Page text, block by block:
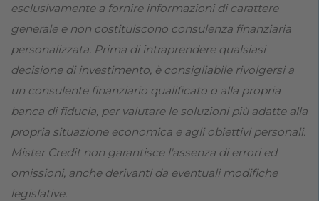
esclusivamente a fornire informazioni di carattere
generale e non costituiscono consulenza finanziaria
personalizzata. Prima di intraprendere qualsiasi
decisione di investimento, è consigliabile rivolgersi a
un consulente finanziario qualificato o alla propria
banca di fiducia, per valutare le soluzioni più adatte alla
propria situazione economica e agli obiettivi personali.
Mister Credit non garantisce l'assenza di errori ed
omissioni, anche derivanti da eventuali modifiche
legislative.